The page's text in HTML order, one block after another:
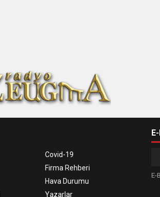
Covid-19
Firma Rehberi
Hava Durumu
Yazarlar
E-